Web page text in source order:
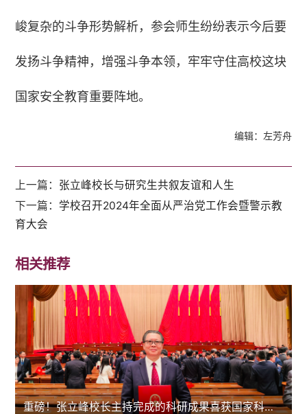
峻复杂的斗争形势解析，参会师生纷纷表示今后要
发扬斗争精神，增强斗争本领，牢牢守住高校这块
国家安全教育重要阵地。
编辑：左芳舟
上一篇： 张立峰校长与研究生共叙友谊和人生
下一篇： 学校召开2024年全面从严治党工作会暨警示教
育大会
相关推荐
重磅！张立峰校长主持完成的科研成果喜获国家科技进步二等奖